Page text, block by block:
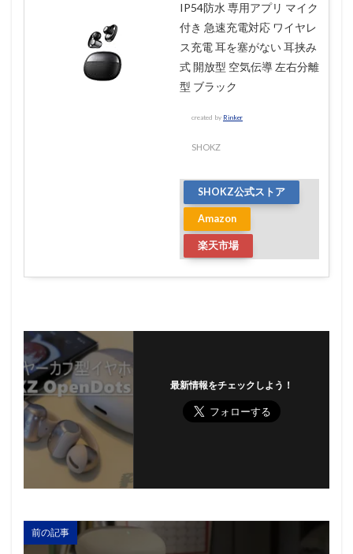
IP54防水 専用アプリ マイク
付き 急速充電対応 ワイヤレ
ス充電 耳を塞がない 耳挟み
式 開放型 空気伝導 左右分離
型 ブラック
created by Rinker
SHOKZ
SHOKZ公式ストア
Amazon
楽天市場
最新情報をチェックしよう！
前の記事